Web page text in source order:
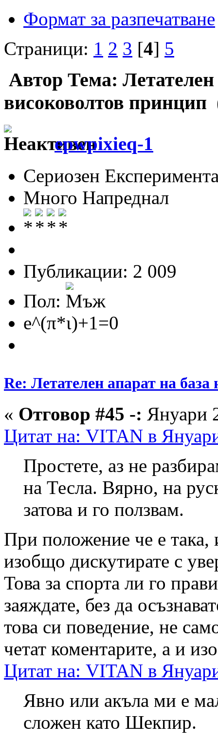
Формат за разпечатване
Страници: 1 2 3 [4] 5
Автор Тема: Летателен
високоволтов принцип
epwpixieq-1
Сериозен
Много Напреднал
Публикации: 2 009
Пол:
e^(π*ι)+1=0
Re: Летателен апарат на
« Отговор #45 -: Януари
Цитат на: VITAN в
Простете, аз не
на Тесла. Вярно, на
затова и го ползвам.
При положение че е така,
изобщо дискутирате с
Това за спорта ли го
заяждате, без да
това си поведение, не
четат коментарите, а и
Цитат на: VITAN в
Явно или акъла ми е
сложен като Шекпир.